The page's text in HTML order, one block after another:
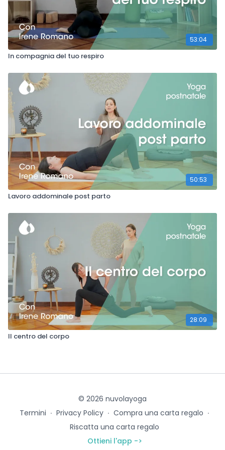
53:04
In compagnia del tuo respiro
50:53
Lavoro addominale post parto
28:09
Il centro del corpo
© 2026 nuvolayoga
Termini ∙ Privacy Policy ∙ Compra una carta regalo ∙
Riscatta una carta regalo
Ottieni l'app ->